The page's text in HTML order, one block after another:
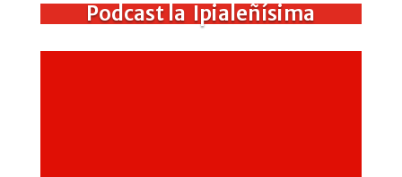
Podcast la Ipialeñísima